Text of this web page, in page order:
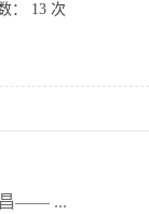
： 13次
昌—— ...